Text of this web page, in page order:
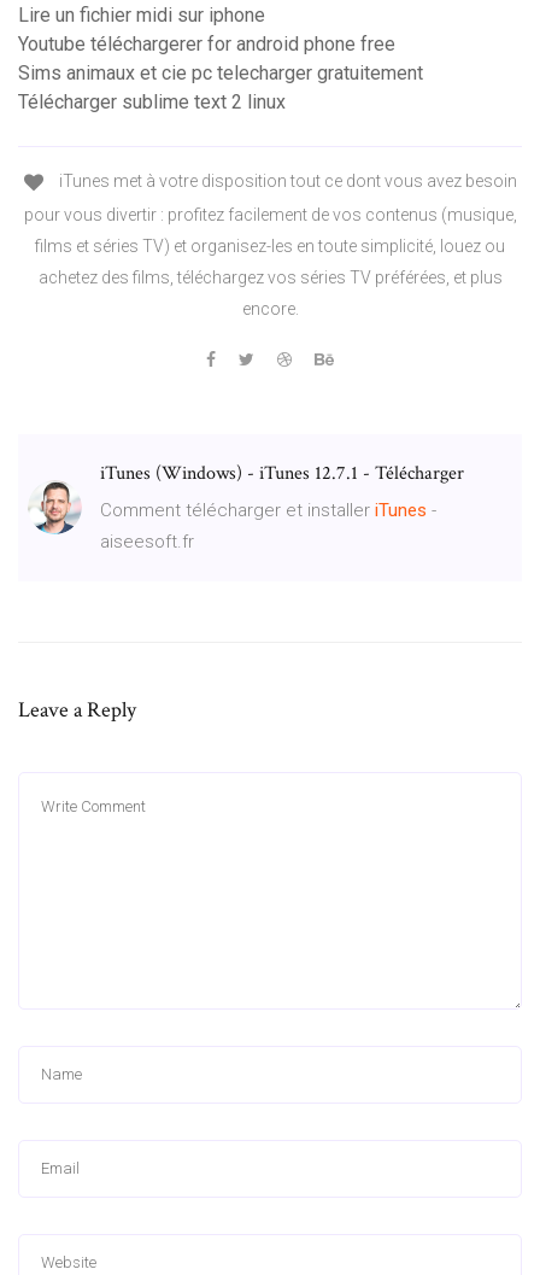
Lire un fichier midi sur iphone
Youtube téléchargerer for android phone free
Sims animaux et cie pc telecharger gratuitement
Télécharger sublime text 2 linux
iTunes met à votre disposition tout ce dont vous avez besoin
pour vous divertir : profitez facilement de vos contenus (musique,
films et séries TV) et organisez-les en toute simplicité, louez ou
achetez des films, téléchargez vos séries TV préférées, et plus
encore.
iTunes (Windows) - iTunes 12.7.1 - Télécharger
Comment télécharger et installer iTunes -
aiseesoft.fr
Leave a Reply